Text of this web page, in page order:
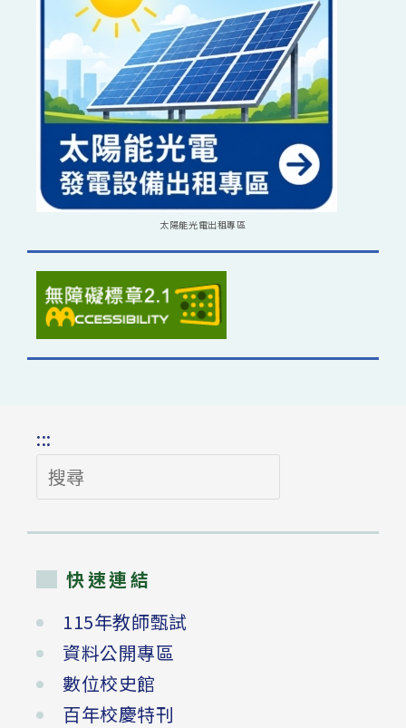
太陽能光電出租專區
:::
搜
尋
快速連結
115年教師甄試
資料公開專區
數位校史館
百年校慶特刊